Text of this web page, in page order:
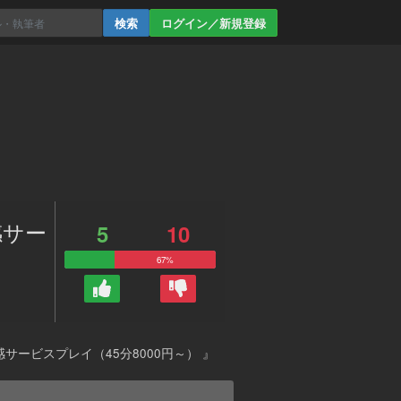
ログイン／新規登録
ー 5 10
67%
ービスプレイ（45分8000円～） 』